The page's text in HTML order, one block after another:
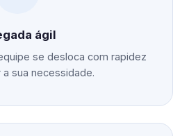
ágil
se desloca com rapidez
sua necessidade.